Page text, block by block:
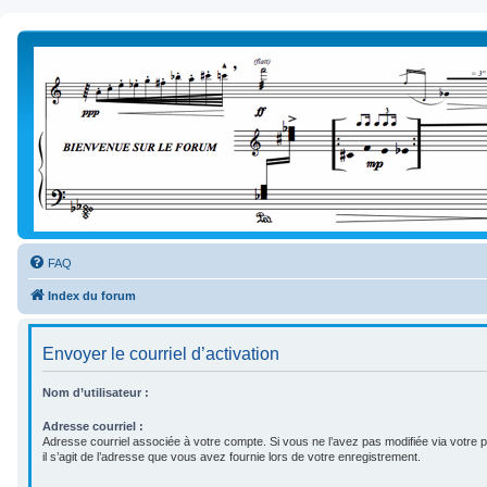
FAQ
Index du forum
Envoyer le courriel d’activation
Nom d’utilisateur :
Adresse courriel :
Adresse courriel associée à votre compte. Si vous ne l’avez pas modifiée via votre
il s’agit de l’adresse que vous avez fournie lors de votre enregistrement.